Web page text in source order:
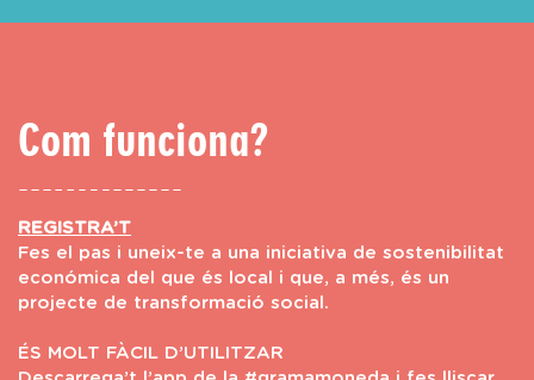
Com funciona?
REGISTRA’T
Fes el pas i uneix-te a una iniciativa de sostenibilitat
económica del que és local i que, a més, és un
projecte de transformació social.
ÉS MOLT FÀCIL D’UTILITZAR